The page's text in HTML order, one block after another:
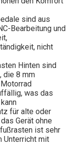
sind aus
Bearbeitung und
nicht
Hinten sind
die 8 mm
was das
für alte oder
Gerät ohne
ist sehr
Unterricht mit